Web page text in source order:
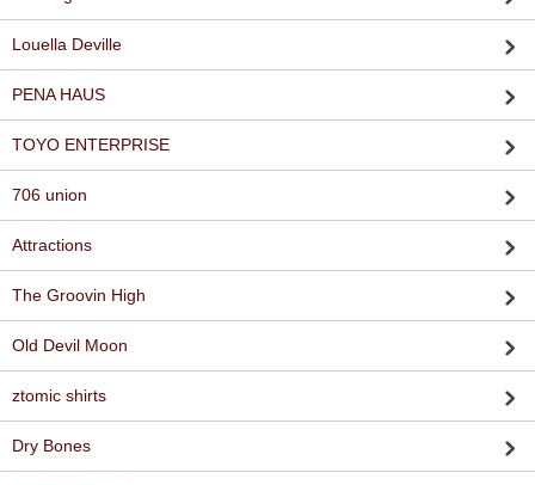
Louella Deville
PENA HAUS
TOYO ENTERPRISE
706 union
Attractions
The Groovin High
Old Devil Moon
ztomic shirts
Dry Bones